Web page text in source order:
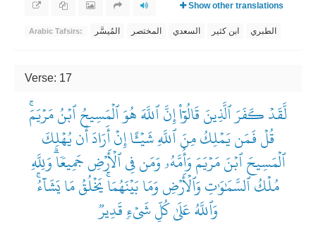
Show other translations
Arabic Tafsirs: المُيسَّر المختصر السعدي ابن كثير الطبري
Verse: 17
لَّقَدۡ كَفَرَ ٱلَّذِينَ قَالُوٓاْ إِنَّ ٱللَّهَ هُوَ ٱلۡمَسِيحُ ٱبۡنُ مَرۡيَمَۚ
قُلۡ فَمَن يَمۡلِكُ مِنَ ٱللَّهِ شَيۡـًٔا إِنۡ أَرَادَ أَن يُهۡلِكَ
ٱلۡمَسِيحَ ٱبۡنَ مَرۡيَمَ وَأُمَّهُۥ وَمَن فِي ٱلۡأَرۡضِ جَمِيعٗاۗ وَلِلَّهِ
مُلۡكُ ٱلسَّمَٰوَٰتِ وَٱلۡأَرۡضِ وَمَا بَيۡنَهُمَاۚ يَخۡلُقُ مَا يَشَآءُۚ
وَٱللَّهُ عَلَىٰ كُلِّ شَيۡءٖ قَدِيرٞ